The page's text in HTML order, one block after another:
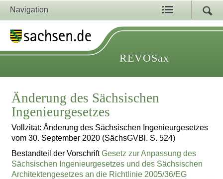
Navigation
REVOSax
Änderung des Sächsischen
Ingenieurgesetzes
Vollzitat: Änderung des Sächsischen Ingenieurgesetzes
vom 30. September 2020 (SächsGVBl. S. 524)
Bestandteil der VorschriftGesetz zur Anpassung des
Sächsischen Ingenieurgesetzes und des Sächsischen
Architektengesetzes an die Richtlinie 2005/36/EG